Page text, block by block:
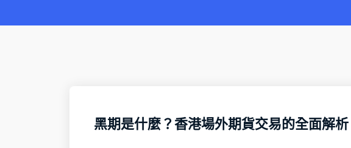
黑期是什麼？香港場外期貨交易的全面解析